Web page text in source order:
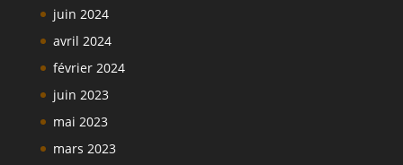
juin 2024
avril 2024
février 2024
juin 2023
mai 2023
mars 2023